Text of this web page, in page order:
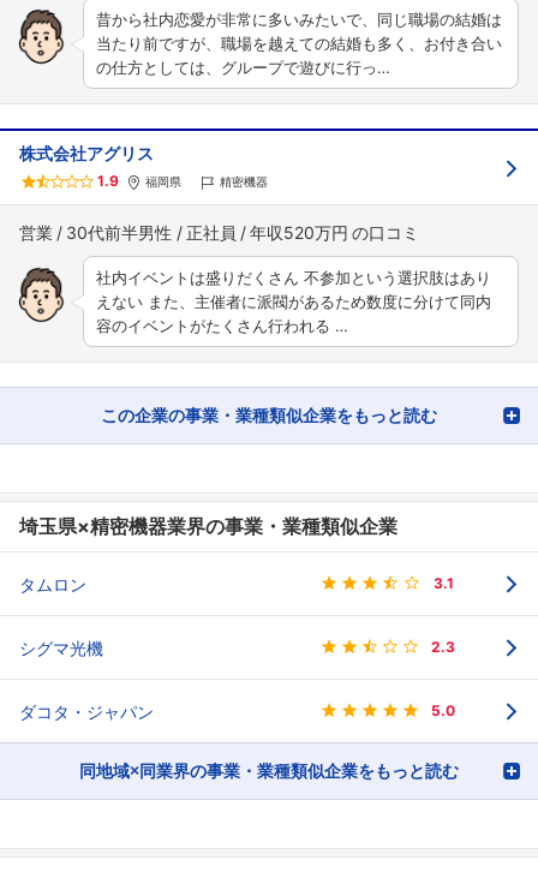
昔から社内恋愛が非常に多いみたいで、同じ職場の結婚は
当たり前ですが、職場を越えての結婚も多く、お付き合い
の仕方としては、グループで遊びに行っ…
株式会社アグリス
1.9 福岡県 精密機器
営業 30代前半男性 正社員 年収520万円
社内イベントは盛りだくさん 不参加という選択肢はあり
えない また、主催者に派閥があるため数度に分けて同内
容のイベントがたくさん行われる …
この企業の事業・業種類似企業をもっと読む
埼玉県×精密機器業界の事業・業種類似企業
タムロン 3.1
シグマ光機 2.3
ダコタ・ジャパン 5.0
同地域×同業界の事業・業種類似企業をもっと読む